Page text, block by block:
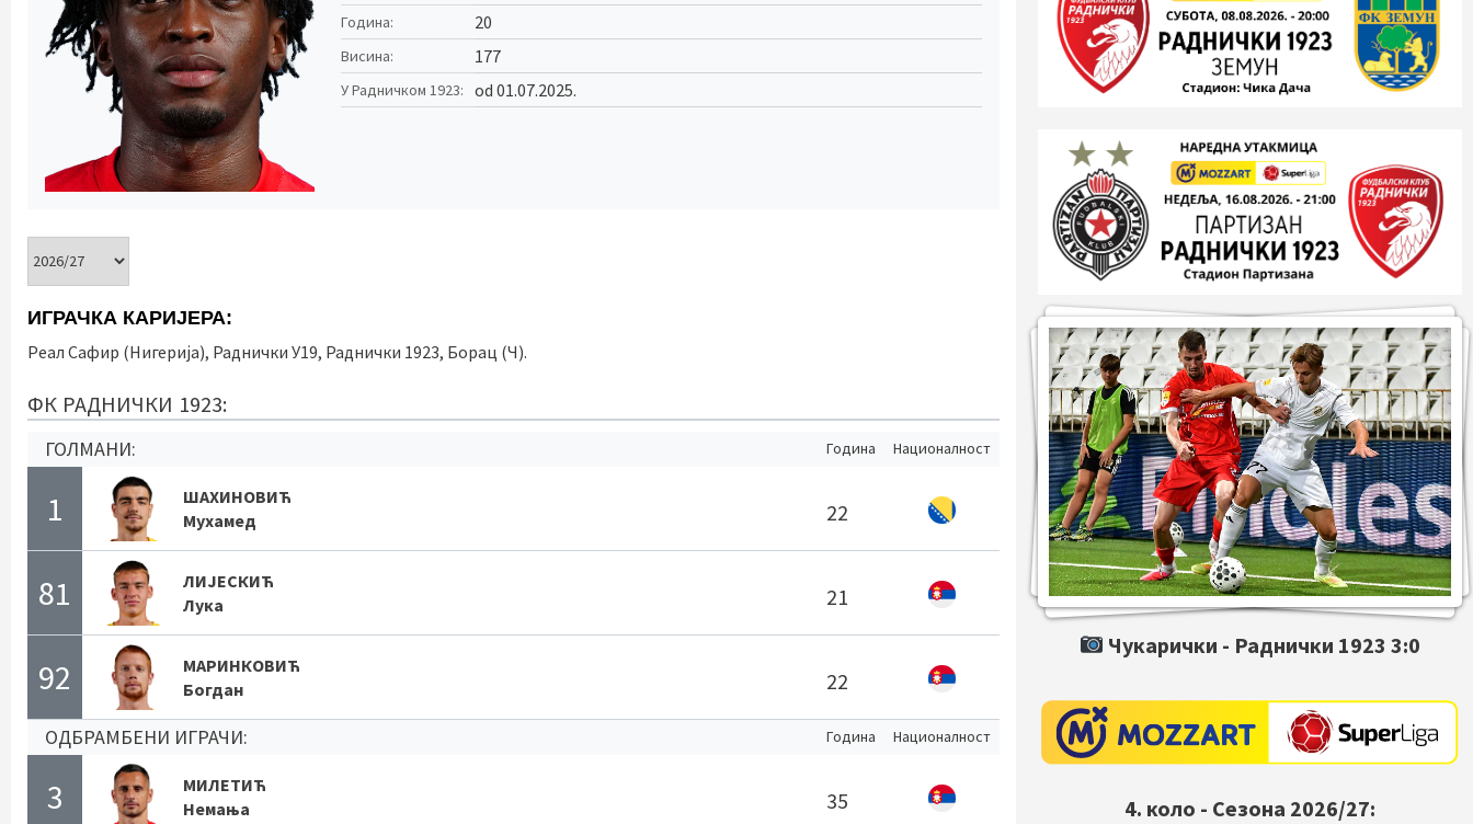
Година: 20
Висина: 177
У Радничком 1923: od 01.07.2025.
ИГРАЧКА КАРИЈЕРА:
Реал Сафир (Нигерија), Раднички У19, Раднички 1923, Борац (Ч).
ФК РАДНИЧКИ 1923:
ГОЛМАНИ: Година Националност
1
ШАХИНОВИЋ
Мухамед
22
81
ЛИЈЕСКИЋ
Лука
21
92
МАРИНКОВИЋ
Богдан
22
ОДБРАМБЕНИ ИГРАЧИ: Година Националност
3
МИЛЕТИЋ
Немања
35
Чукарички - Раднички 1923 3:0
4. коло - Сезона 2026/27: